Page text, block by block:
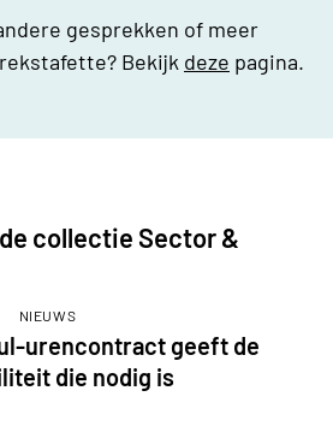
gesprekken of meer
Bekijk deze pagina.
collectie Sector &
NIEUWS
urencontract geeft de
die nodig is